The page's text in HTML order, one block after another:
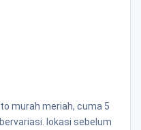
murah meriah, cuma 5
lokasi sebelum